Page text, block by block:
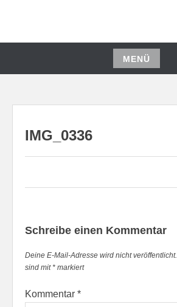
springen
MENÜ
Zum
springen
IMG_0336
Schreibe einen Kommentar
Deine E-Mail-Adresse wird nicht veröffentlicht.
sind mit* markiert
Kommentar *